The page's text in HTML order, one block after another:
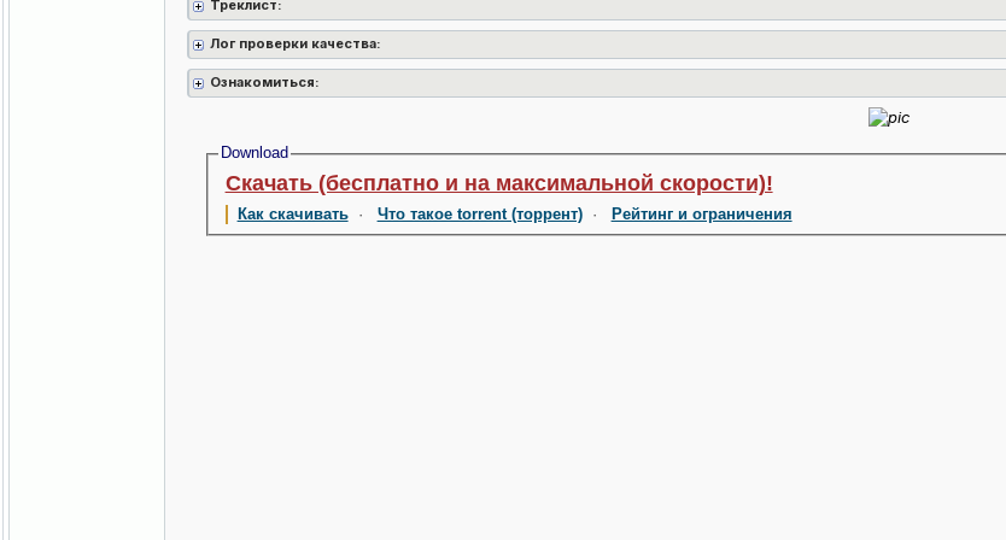
Треклист:
Лог проверки качества:
Ознакомиться:
Download
Скачать (бесплатно и на максимальной скорости)!
Как скачивать· Что такое torrent (торрент)· Рейтинг и ограничения